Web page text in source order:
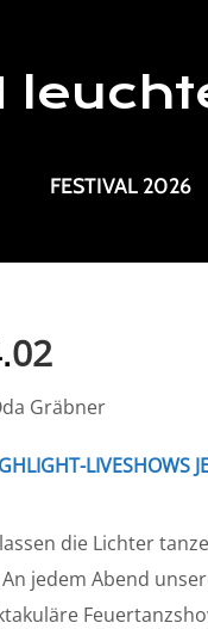
FESTIVAL 2026
02
Gräbner
LIVESHOWS
die Lichter
jedem Abend